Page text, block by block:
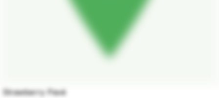
Strawberry Pavé